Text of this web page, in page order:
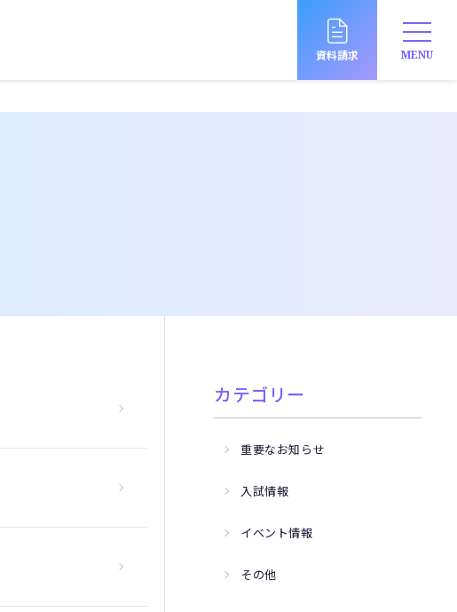
資料請求 MENU
カテゴリー
重要なお知らせ
入試情報
イベント情報
その他